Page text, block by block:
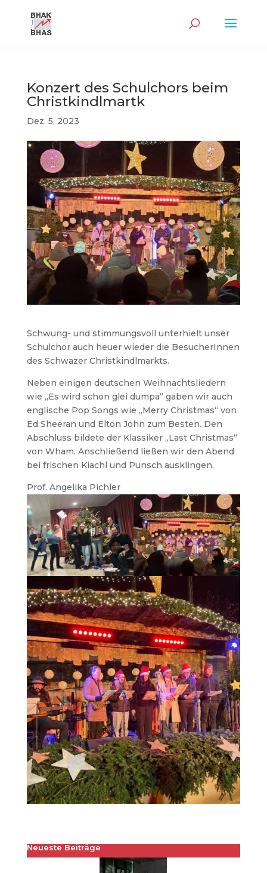
Konzert des Schulchors beim
Christkindlmartk
Dez. 5, 2023
Schwung- und stimmungsvoll unterhielt unser
Schulchor auch heuer wieder die BesucherInnen
des Schwazer Christkindlmarkts.
Neben einigen deutschen Weihnachtsliedern
wie „Es wird schon glei dumpa“ gaben wir auch
englische Pop Songs wie „Merry Christmas“ von
Ed Sheeran und Elton John zum Besten. Den
Abschluss bildete der Klassiker „Last Christmas“
von Wham. Anschließend ließen wir den Abend
bei frischen Kiachl und Punsch ausklingen.
Prof. Angelika Pichler
Neueste Beiträge